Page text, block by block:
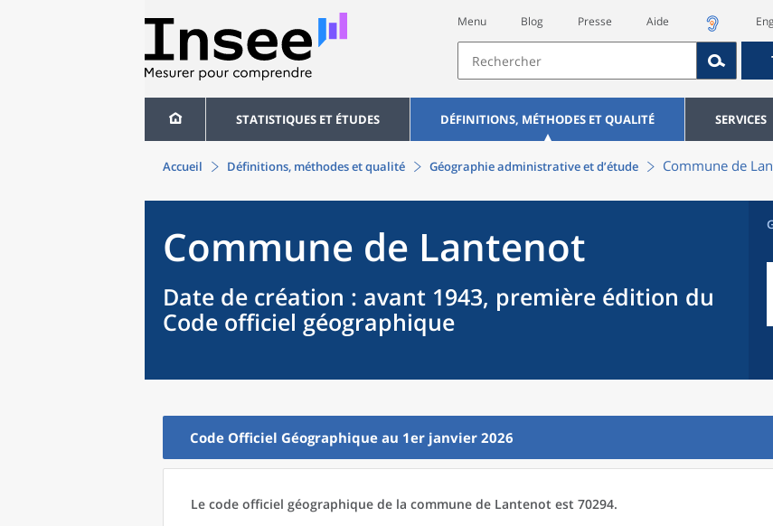
Menu Blog Presse Aide
STATISTIQUES ET ÉTUDES DÉFINITIONS, MÉTHODES ET QUALITÉ SERVICES
Accueil Définitions, méthodes et qualité Géographie administrative et d’étude Commune de
Commune de Lantenot
Date de création : avant 1943, première édition du
Code officiel géographique
Code Officiel Géographique au 1er janvier 2026
Le code officiel géographique de la commune de Lantenot est 70294.